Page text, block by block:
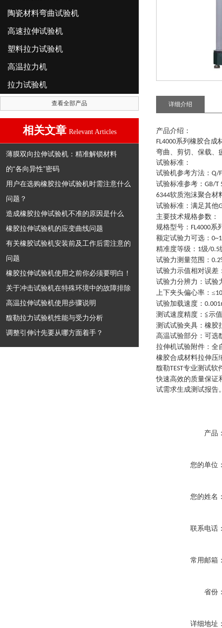
陶瓷材料弯曲试验机
高速拉伸试验机
塑料拉力试验机
高温拉力机
拉力试验机
查看全部产品
相关文章 Relevant Articles
薄膜双向拉伸试验机：精准解锁材料
的“各向异性”密码
用户在选购橡胶拉伸试验机时需注意什么
问题？
造成橡胶拉伸试验机不准的原因是什么
橡胶拉伸试验机的应变曲线问题
有关橡胶试验机安装前及工作后需注意的
问题
橡胶拉伸试验机使用之前你必须要明白！
关于冲击试验机在特殊环境中的故障排除
高温拉伸试验机使用步骤说明
馥勒拉力试验机性能与受力分析
调整引伸计先要从哪方面着手？
详细介绍
产品介绍：
FL4000系列 橡胶合成
弯曲、剪切、保载、
试验标准：
试验机参考方法 ： Q/
试验标准参考 ： GB/T
6344软质泡沫聚合材
试验标准 ： 满足其他
主要技术规格参数 ：
规格型号 ： FL4000系
额定试验力可选 ：
精准度等级 ： 1级/0.5
试验力测量范围 ：
试验力示值相对误差
试验力分辨力 ： 试验
上下夹头偏心率 ： ≤10
试验加载速度 ：
测试速度精度 ： ≦示
测试试验夹具 ： 橡胶
高温试验部分 ： 可选
拉伸机试验附件 ： 全
橡胶合成材料拉伸压
馥勒TEST专业测试软
快速高效的质量保证
试需求生成测试报告
产品
您的单位
您的姓名
联系电话
常用邮箱
省份
详细地址